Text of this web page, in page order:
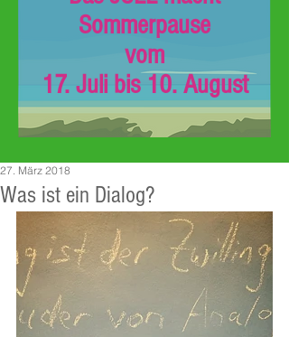
Sommerpause
vom
17. Juli bis 10. August
Was ist ein Dialog?
27. März 2018